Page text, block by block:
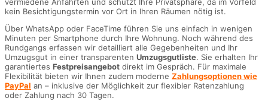
vermiedene Anfahrten und schützt Ihre Privatsphäre, da im Vorfeld
kein Besichtigungstermin vor Ort in Ihren Räumen nötig ist.
Über WhatsApp oder FaceTime führen Sie uns einfach in wenigen
Minuten per Smartphone durch Ihre Wohnung. Noch während des
Rundgangs erfassen wir detailliert alle Gegebenheiten und Ihr
Umzugsgut in einer transparenten Umzugsgutliste. Sie erhalten Ihr
garantiertes Festpreisangebot direkt im Gespräch. Für maximale
Flexibilität bieten wir Ihnen zudem moderne Zahlungsoptionen wie
PayPal an – inklusive der Möglichkeit zur flexibler Ratenzahlung
oder Zahlung nach 30 Tagen.